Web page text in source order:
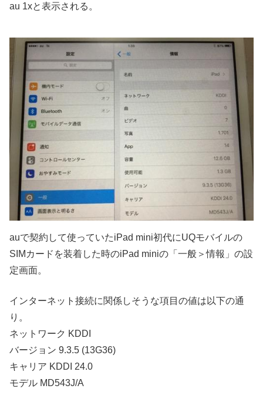
au 1xと表示される。
auで契約して使っていたiPad mini初代にUQモバイルの
SIMカードを装着した時のiPad miniの「一般＞情報」の設
定画面。
インターネット接続に関係しそうな項目の値は以下の通
り。
ネットワーク KDDI
バージョン 9.3.5 (13G36)
キャリア KDDI 24.0
モデル MD543J/A